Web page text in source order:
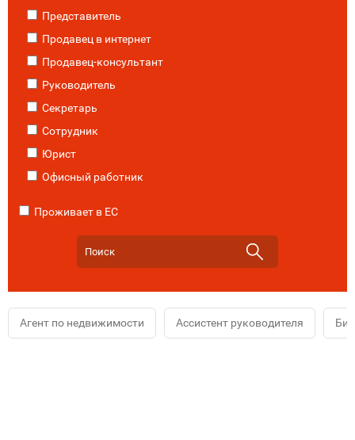
Представитель
Продавец в интернет
Продавец-консультант
Руководитель
Секретарь
Сотрудник
Юрист
Офисный работник
Проживает в ЕС
Агент по недвижимости Ассистент руководителя